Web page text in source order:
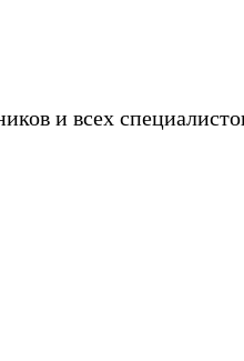
и всех